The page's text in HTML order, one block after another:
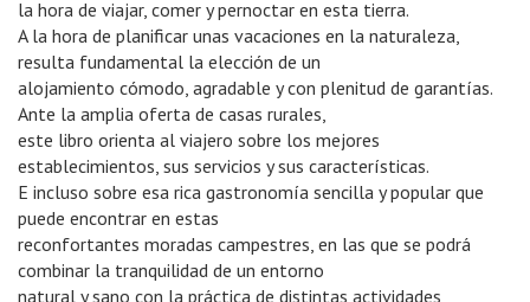
la hora de viajar, comer y pernoctar en esta tierra.
A la hora de planificar unas vacaciones en la naturaleza,
resulta fundamental la elección de un
alojamiento cómodo, agradable y con plenitud de garantías.
Ante la amplia oferta de casas rurales,
este libro orienta al viajero sobre los mejores
establecimientos, sus servicios y sus características.
E incluso sobre esa rica gastronomía sencilla y popular que
puede encontrar en estas
reconfortantes moradas campestres, en las que se podrá
combinar la tranquilidad de un entorno
natural y sano con la práctica de distintas actividades